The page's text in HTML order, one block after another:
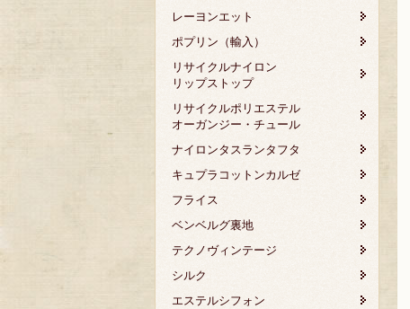
レーヨンエット
ポプリン（輸入）
リサイクルナイロン
リップストップ
リサイクルポリエステル
オーガンジー・チュール
ナイロンタスランタフタ
キュプラコットンカルゼ
フライス
ベンベルグ裏地
テクノヴィンテージ
シルク
エステルシフォン